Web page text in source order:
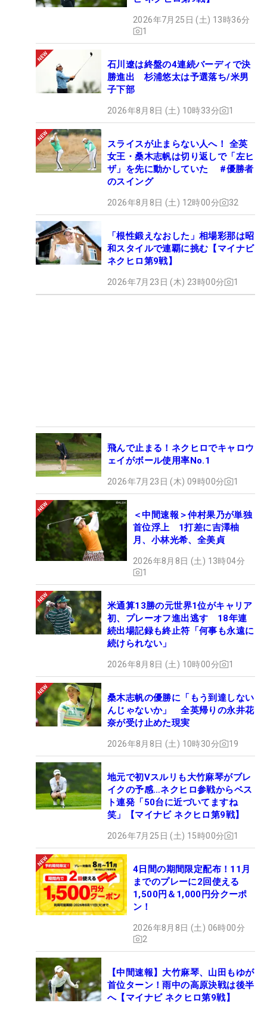
2026年7月25日 (土) 13時36分
1
石川遼は終盤の4連続バーディで決
勝進出 杉浦悠太は予選落ち/米男
子下部
2026年8月8日 (土) 10時33分 1
スライスが止まらない人へ！ 全英
女王・桑木志帆は切り返しで「左ヒ
ザ」を先に動かしていた #優勝者
のスイング
2026年8月8日 (土) 12時00分 32
「根性鍛えなおした」相場彩那は昭
和スタイルで連覇に挑む【マイナビ
ネクヒロ第9戦】
2026年7月23日 (木) 23時00分 1
飛んで止まる！ネクヒロでキャロウ
ェイがボール使用率No.1
2026年7月23日 (木) 09時00分 1
＜中間速報＞仲村果乃が単独
首位浮上 1打差に吉澤柚
月、小林光希、全美貞
2026年8月8日 (土) 13時04分
1
米通算13勝の元世界1位がキャリア
初、プレーオフ進出逃す 18年連
続出場記録も終止符「何事も永遠に
続けられない」
2026年8月8日 (土) 10時00分 1
桑木志帆の優勝に「もう到達しない
んじゃないか」 全英帰りの永井花
奈が受け止めた現実
2026年8月8日 (土) 10時30分 19
地元で初Vスルリも大竹麻琴がブレ
イクの予感…ネクヒロ参戦からベス
ト連発「50台に近づいてますね
笑」【マイナビ ネクヒロ第9戦】
2026年7月25日 (土) 15時00分 1
4日間の期間限定配布！11月
までのプレーに2回使える
1,500円＆1,000円分クーポ
ン！
2026年8月8日 (土) 06時00分
2
【中間速報】大竹麻琴、山田もゆが
首位ターン！雨中の高原決戦は後半
へ【マイナビ ネクヒロ第9戦】